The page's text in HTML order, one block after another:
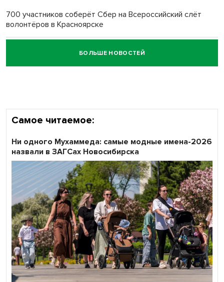
700 участников соберёт Сбер на Всероссийский слёт
волонтёров в Красноярске
Честный выбор: видеонаблюдение обеспечит
объективность результатов ЕДГ в Новосибирской
БОЛЬШЕ НОВОСТЕЙ
Самое читаемое:
Ни одного Мухаммеда: самые модные имена-2026
назвали в ЗАГСах Новосибирска